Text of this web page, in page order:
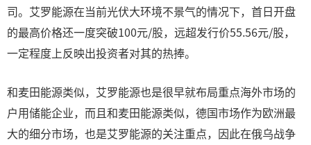
司。艾罗能源在当前光伏大环境不景气的情况下，首日开盘
的最高价格还一度突破100元/股，远超发行价55.56元/股，
一定程度上反映出投资者对其的热捧。
和麦田能源类似，艾罗能源也是很早就布局重点海外市场的
户用储能企业，而且和麦田能源类似，德国市场作为欧洲最
大的细分市场，也是艾罗能源的关注重点，因此在俄乌战争